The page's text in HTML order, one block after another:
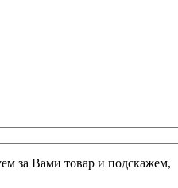
за Вами товар и подскажем,